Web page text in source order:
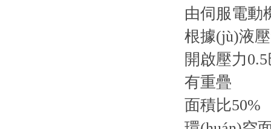
由伺服電動
根據(jù)液
開啟壓力
有重疊
面積比50%